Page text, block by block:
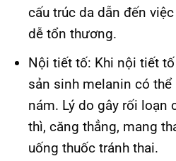
cấu trúc da dẫn đến
dễ tổn thương.
Nội tiết tố: Khi nội tiết
sản sinh melanin có thể
nám. Lý do gây rối loạn
thì, căng thẳng, mang
uống thuốc tránh thai.